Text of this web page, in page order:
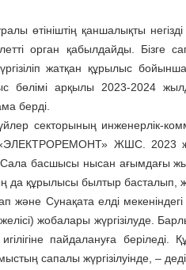
өтініштің қаншалықты
орган қабылдайды. Бізге
жатқан құрылыс
арқылы 2023-2024
берді.
үйлер секторының
ЖШС. 2023
басшысы нысан ағымдағы
да құрылысы былтыр басталып,
Сунақата елді
жобалары жүргізілуде.
пайдалануға
сапалы жүргізілуінде, –